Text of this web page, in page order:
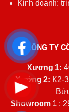
Kinh doanh:
CÔNG TY
Xưởng 1:
Xưởng 2: K2-
Showroom 1 :